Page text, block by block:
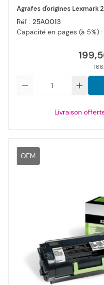
Agrafes d'origines Lexmark
Réf : 25A0013
Capacité en pages (à 5%) :
Livraison
OEM